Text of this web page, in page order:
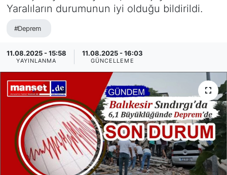
Yaralıların durumunun iyi olduğu bildirildi.
#Deprem
11.08.2025 - 15:58
YAYINLANMA
11.08.2025 - 16:03
GÜNCELLEME
EKONOMİ
SİYASET
SAĞLIK
Haber Arşivi